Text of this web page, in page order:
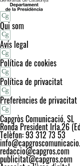
Qui som
Avís legal
Política de cookies
Política de privacitat
Preferències de privacitat
Capgròs Comunicació, SL
Ronda President Irla,26
Telèfon: 93 312 73 53
redaccio@capgros.com
publicitat@capgros.com